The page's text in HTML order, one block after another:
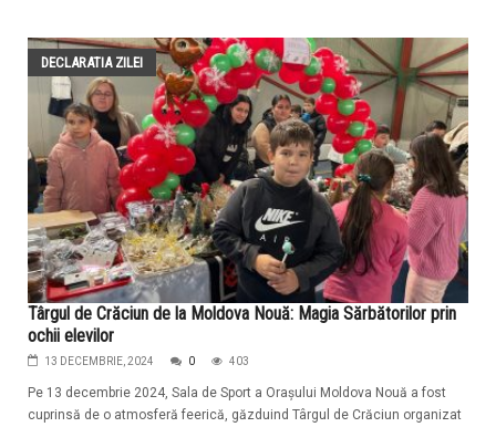
DECLARATIA ZILEI
Târgul de Crăciun de la Moldova Nouă: Magia Sărbătorilor prin
ochii elevilor
13 DECEMBRIE, 2024 0 403
Pe 13 decembrie 2024, Sala de Sport a Orașului Moldova Nouă a fost
cuprinsă de o atmosferă feerică, găzduind Târgul de Crăciun organizat